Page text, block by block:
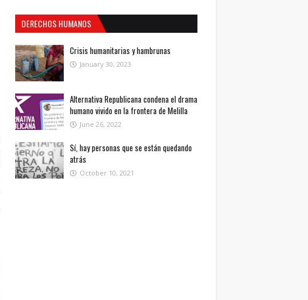
DERECHOS HUMANOS
Crisis humanitarias y hambrunas
January 30, 2023
Alternativa Republicana condena el drama
humano vivido en la frontera de Melilla
June 26, 2022
Sí, hay personas que se están quedando
atrás
October 10, 2021